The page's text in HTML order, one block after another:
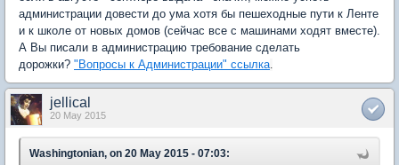
администрации довести до ума хотя бы пешеходные пути к Ленте
и к школе от новых домов (сейчас все с машинами ходят вместе).
А Вы писали в администрацию требование сделать
дорожки? "Вопросы к Администрации" ссылка.
jellical
20 May 2015
Washingtonian, on 20 May 2015 - 07:03: